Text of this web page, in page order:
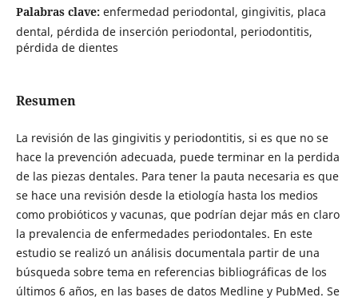
Palabras clave: enfermedad periodontal, gingivitis, placa
dental, pérdida de inserción periodontal, periodontitis,
pérdida de dientes
Resumen
La revisión de las gingivitis y periodontitis, si es que no se
hace la prevención adecuada, puede terminar en la perdida
de las piezas dentales. Para tener la pauta necesaria es que
se hace una revisión desde la etiología hasta los medios
como probióticos y vacunas, que podrían dejar más en claro
la prevalencia de enfermedades periodontales. En este
estudio se realizó un análisis documentala partir de una
búsqueda sobre tema en referencias bibliográficas de los
últimos 6 años, en las bases de datos Medline y PubMed. Se